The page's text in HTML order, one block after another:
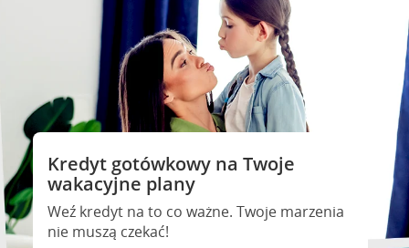
Kredyt gotówkowy na Twoje
wakacyjne plany
Weź kredyt na to co ważne. Twoje marzenia
nie muszą czekać!